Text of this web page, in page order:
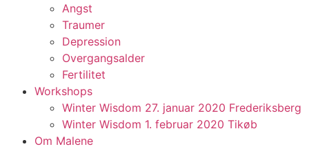
Angst
Traumer
Depression
Overgangsalder
Fertilitet
Workshops
Winter Wisdom 27. januar 2020 Frederiksberg
Winter Wisdom 1. februar 2020 Tikøb
Om Malene